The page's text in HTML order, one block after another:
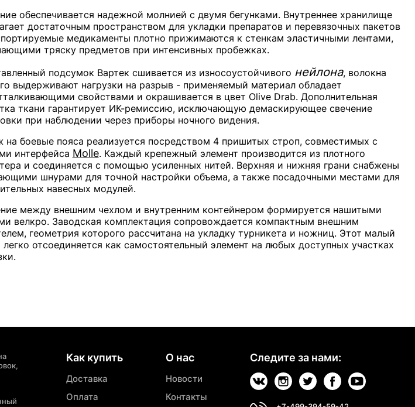
обеспечивается надежной молнией с двумя бегунками. Внутреннее хранилище
достаточным пространством для укладки препаратов и перевязочных пакетов
медикаменты плотно прижимаются к стенкам эластичными лентами,
тряску предметов при интенсивных пробежках.
подсумок Вартек сшивается из износоустойчивого нейлона, волокна
выдерживают нагрузки на разрыв - применяемый материал обладает
свойствами и окрашивается в цвет Olive Drab. Дополнительная
ткани гарантирует ИК-ремиссию, исключающую демаскирующее свечение
при наблюдении через приборы ночного видения.
на боевые пояса реализуется посредством 4 пришитых строп, совместимых с
интерфейса Molle. Каждый крепежный элемент производится из плотного
и соединяется с помощью усиленных нитей. Верхняя и нижняя грани снабжены
шнурами для точной настройки объема, а также посадочными местами для
навесных модулей.
между внешним чехлом и внутренним контейнером формируется нашитыми
велкро. Заводская комплектация сопровождается компактным внешним
геометрия которого рассчитана на укладку турникета и ножниц. Этот малый
легко отсоединяется как самостоятельный элемент на любых доступных участках
Как купить
Доставка
Оплата
О нас
Новости
Контакты
Следите за нами: